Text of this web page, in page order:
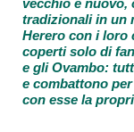
tradizionali in un
Herero con i loro
coperti solo di
e gli Ovambo:
e combattono
con esse la